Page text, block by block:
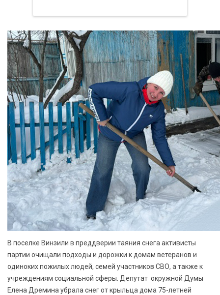
В поселке Винзили в преддверии таяния снега активисты
партии очищали подходы и дорожки к домам ветеранов и
одиноких пожилых людей, семей участников СВО, а также к
учреждениям социальной сферы. Депутат окружной Думы
Елена Дремина убрала снег от крыльца дома 75-летней